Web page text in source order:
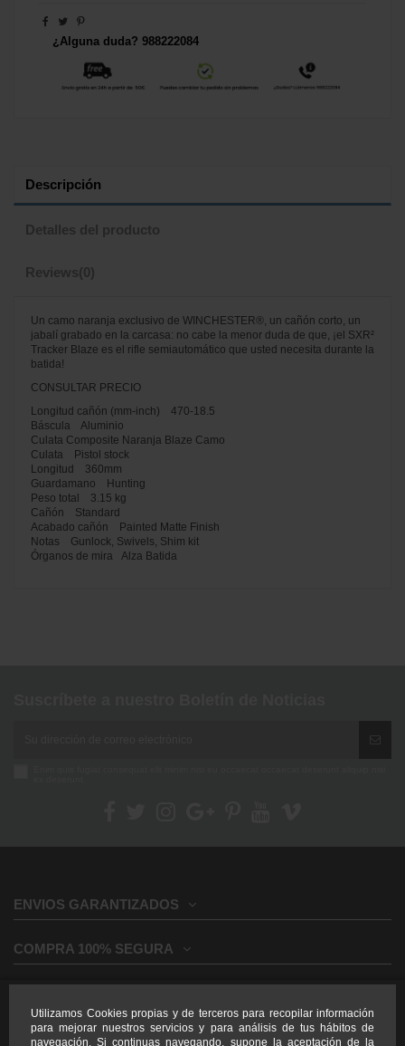
Utilizamos Cookies propias y de terceros para recopilar información
para mejorar nuestros servicios y para análisis de tus hábitos de
navegación. Si continuas navegando, supone la aceptación de la
¿Alguna duda? 988222084
Descripción
Detalles del producto
Reviews(0)
Un camo naranja exclusivo de WINCHESTER®, un cañón corto, un
jabalí grabado en la carcasa: no cabe la menor duda de que, ¡el SXR²
Tracker Blaze es el rifle semiautomático que usted necesita durante la
batida!
CONSULTAR PRECIO
Longitud cañón (mm-inch) 470-18.5
Báscula Aluminio
Culata Composite Naranja Blaze Camo
Culata Pistol stock
Longitud 360mm
Guardamano Hunting
Peso total 3.15 kg
Cañón Standard
Acabado cañón Painted Matte Finish
Notas Gunlock, Swivels, Shim kit
Órganos de mira Alza Batida
ENVIOS GARANTIZADOS
COMPRA 100% SEGURA
INFORMACION LEGAL